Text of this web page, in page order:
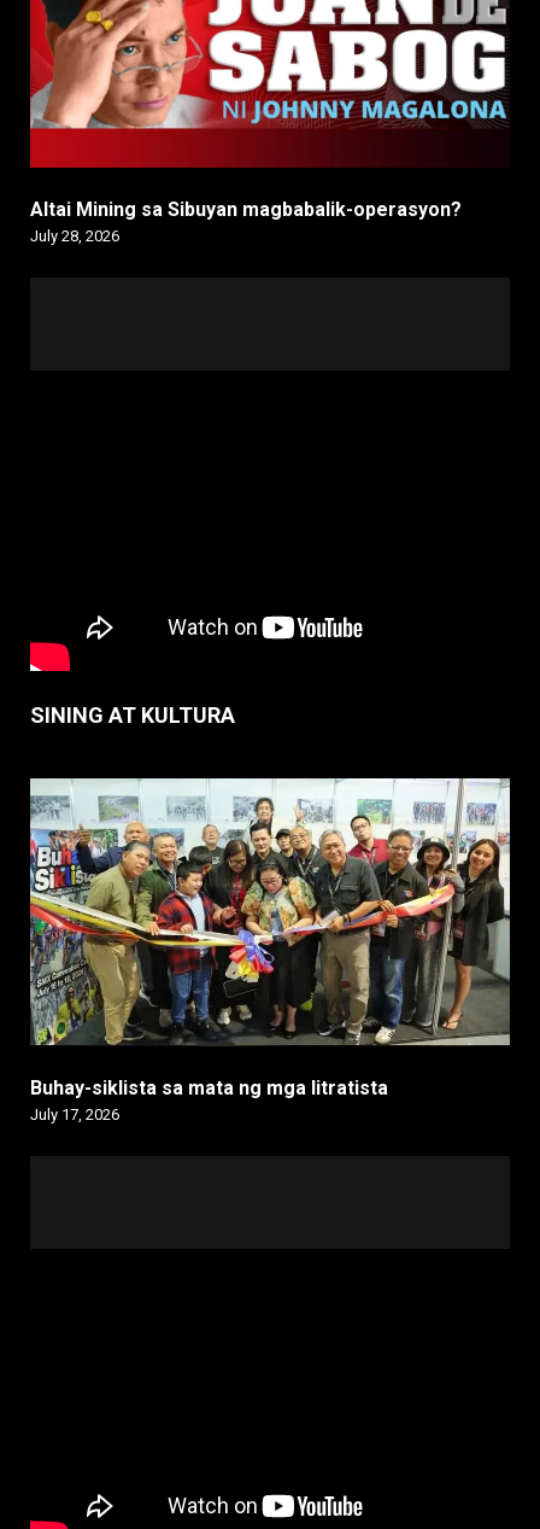
Altai Mining sa Sibuyan magbabalik-operasyon?
July 28, 2026
SINING AT KULTURA
Buhay-siklista sa mata ng mga litratista
July 17, 2026